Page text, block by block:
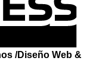
/Diseño Web &